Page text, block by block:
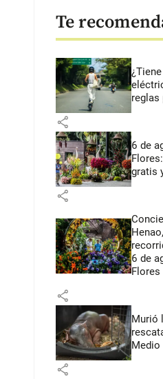
Te
reglas
share
6 de
gratis
share
6 de
Flores
share
Murió
Medio
share